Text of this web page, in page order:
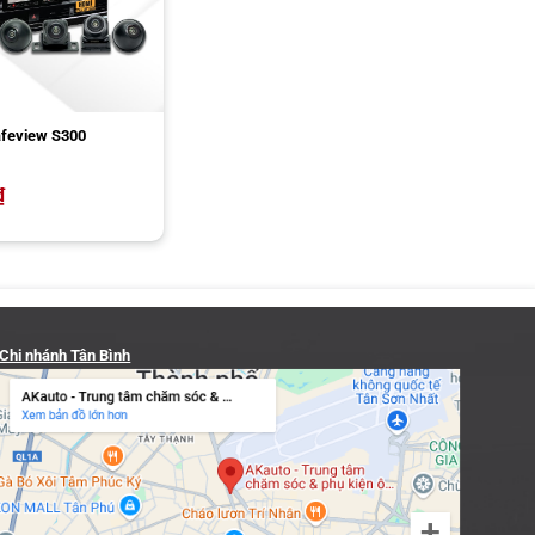
S300
Chi nhánh Tân Bình